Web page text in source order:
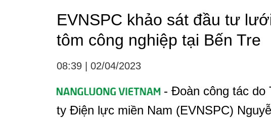
EVNSPC khảo sát đầu tư
tôm công nghiệp tại Bến Tre
08:39 02/04/2023
- Đoàn công tác do
ty Điện lực miền Nam (EVNSPC)